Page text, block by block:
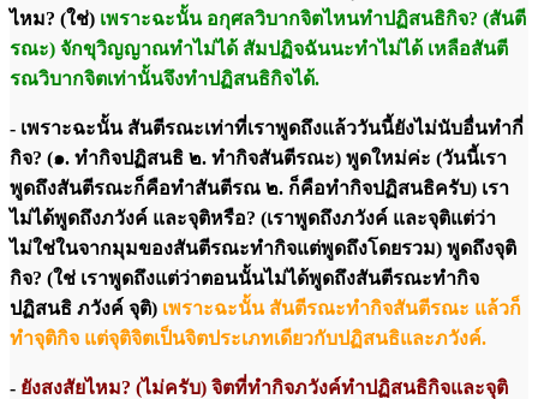
ไหม? (ใช่) เพราะฉะนั้น อกุศลวิบากจิตไหนทำปฏิสนธิกิจ? (สันตี
รณะ) จักขุวิญญาณทำไม่ได้ สัมปฏิจฉันนะทำไม่ได้ เหลือสันตี
รณวิบากจิตเท่านั้นจึงทำปฏิสนธิกิจได้.
- เพราะฉะนั้น สันตีรณะเท่าที่เราพูดถึงแล้ววันนี้ยังไม่นับอื่นทำกี่
กิจ? (๑. ทำกิจปฏิสนธิ ๒. ทำกิจสันตีรณะ) พูดใหม่ค่ะ (วันนี้เรา
พูดถึงสันตีรณะก็คือทำสันตีรณ ๒. ก็คือทำกิจปฏิสนธิครับ) เรา
ไม่ได้พูดถึงภวังค์ และจุติหรือ? (เราพูดถึงภวังค์ และจุติแต่ว่า
ไม่ใช่ในจากมุมของสันตีรณะทำกิจแต่พูดถึงโดยรวม) พูดถึงจุติ
กิจ? (ใช่ เราพูดถึงแต่ว่าตอนนั้นไม่ได้พูดถึงสันตีรณะทำกิจ
ปฏิสนธิ ภวังค์ จุติ) เพราะฉะนั้น สันตีรณะทำกิจสันตีรณะ แล้วก็
ทำจุติกิจ แต่จุติจิตเป็นจิตประเภทเดียวกับปฏิสนธิและภวังค์.
- ยังสงสัยไหม? (ไม่ครับ) จิตที่ทำกิจภวังค์ทำปฏิสนธิกิจและจุติ